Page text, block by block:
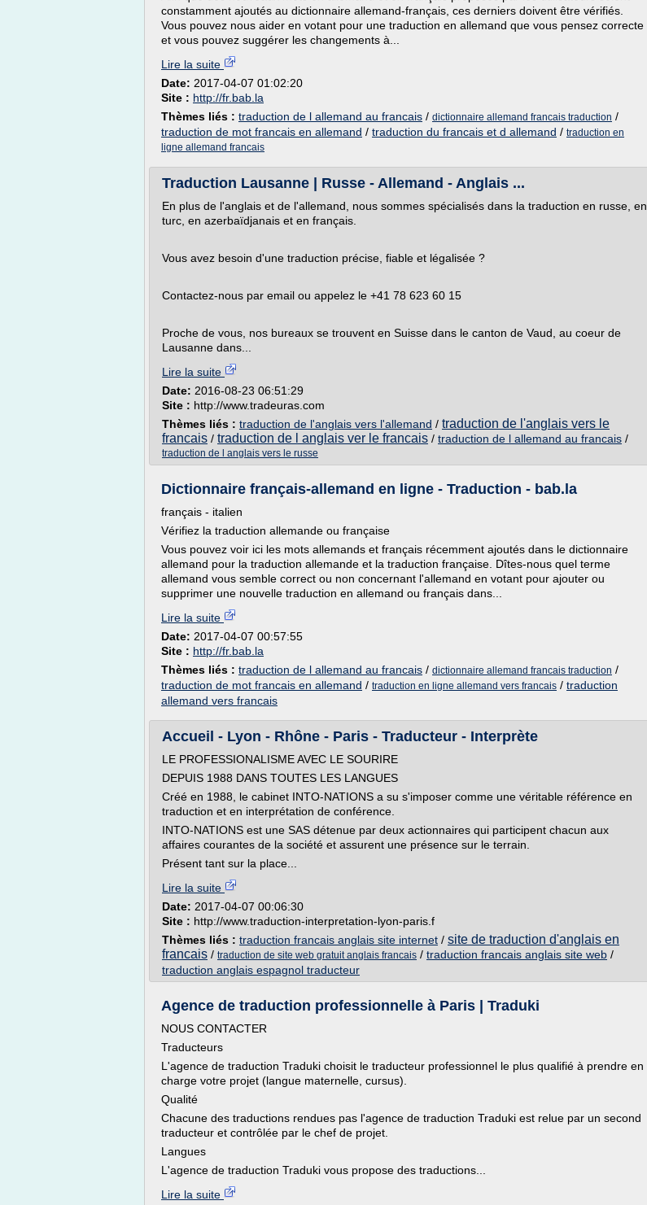
constamment ajoutés au dictionnaire allemand-français, ces derniers doivent être vérifiés.
Vous pouvez nous aider en votant pour une traduction en allemand que vous pensez correcte
et vous pouvez suggérer les changements à...
Lire la suite
Date: 2017-04-07 01:02:20
Site : http://fr.bab.la
Thèmes liés : traduction de l allemand au francais / dictionnaire allemand francais traduction /
traduction de mot francais en allemand / traduction du francais et d allemand / traduction en
ligne allemand francais
Traduction Lausanne | Russe - Allemand - Anglais ...
En plus de l'anglais et de l'allemand, nous sommes spécialisés dans la traduction en russe, en
turc, en azerbaïdjanais et en français.
Vous avez besoin d'une traduction précise, fiable et légalisée ?
Contactez-nous par email ou appelez le +41 78 623 60 15
Proche de vous, nos bureaux se trouvent en Suisse dans le canton de Vaud, au coeur de
Lausanne dans...
Lire la suite
Date: 2016-08-23 06:51:29
Site : http://www.tradeuras.com
Thèmes liés : traduction de l'anglais vers l'allemand / traduction de l'anglais vers le
francais / traduction de l anglais ver le francais / traduction de l allemand au francais /
traduction de l anglais vers le russe
Dictionnaire français-allemand en ligne - Traduction - bab.la
français - italien
Vérifiez la traduction allemande ou française
Vous pouvez voir ici les mots allemands et français récemment ajoutés dans le dictionnaire
allemand pour la traduction allemande et la traduction française. Dîtes-nous quel terme
allemand vous semble correct ou non concernant l'allemand en votant pour ajouter ou
supprimer une nouvelle traduction en allemand ou français dans...
Lire la suite
Date: 2017-04-07 00:57:55
Site : http://fr.bab.la
Thèmes liés : traduction de l allemand au francais / dictionnaire allemand francais traduction /
traduction de mot francais en allemand / traduction en ligne allemand vers francais / traduction
allemand vers francais
Accueil - Lyon - Rhône - Paris - Traducteur - Interprète
LE PROFESSIONALISME AVEC LE SOURIRE
DEPUIS 1988 DANS TOUTES LES LANGUES
Créé en 1988, le cabinet INTO-NATIONS a su s'imposer comme une véritable référence en
traduction et en interprétation de conférence.
INTO-NATIONS est une SAS détenue par deux actionnaires qui participent chacun aux
affaires courantes de la société et assurent une présence sur le terrain.
Présent tant sur la place...
Lire la suite
Date: 2017-04-07 00:06:30
Site : http://www.traduction-interpretation-lyon-paris.f
Thèmes liés : traduction francais anglais site internet / site de traduction d'anglais en
francais / traduction de site web gratuit anglais francais / traduction francais anglais site web /
traduction anglais espagnol traducteur
Agence de traduction professionnelle à Paris | Traduki
NOUS CONTACTER
Traducteurs
L'agence de traduction Traduki choisit le traducteur professionnel le plus qualifié à prendre en
charge votre projet (langue maternelle, cursus).
Qualité
Chacune des traductions rendues pas l'agence de traduction Traduki est relue par un second
traducteur et contrôlée par le chef de projet.
Langues
L'agence de traduction Traduki vous propose des traductions...
Lire la suite